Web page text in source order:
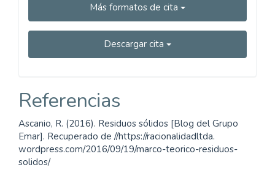
Más formatos de cita
Descargar cita
Referencias
Ascanio, R. (2016). Residuos sólidos [Blog del Grupo
Emar]. Recuperado de //https://racionalidadltda.
wordpress.com/2016/09/19/marco-teorico-residuos-
solidos/